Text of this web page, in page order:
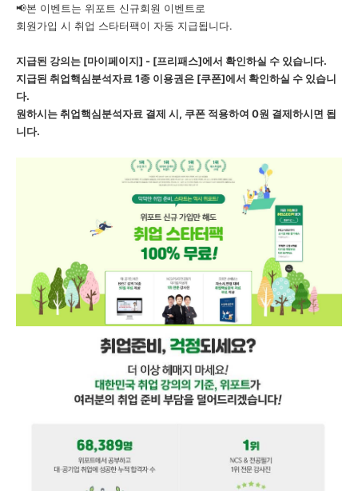
📢본 이벤트는 위포트 신규회원 이벤트로
회원가입 시 취업 스타터팩이 자동 지급됩니다.
지급된 강의는 [마이페이지] - [프리패스]에서 확인하실 수 있습니다.
지급된 취업핵심분석자료 1종 이용권은 [쿠폰]에서 확인하실 수 있습니
다.
원하시는 취업핵심분석자료 결제 시, 쿠폰 적용하여 0원 결제하시면 됩
니다.